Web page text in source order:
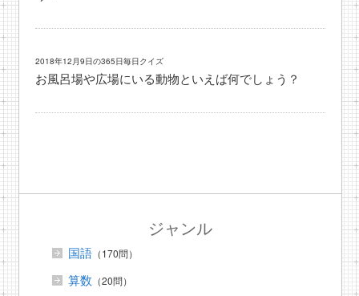
2018年12月9日の365日毎日クイズ
お風呂場や広場にいる動物といえば何でしょう？
ジャンル
国語（170問）
算数 （20問）